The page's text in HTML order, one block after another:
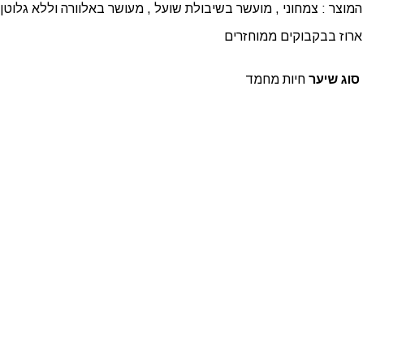
המוצר : צמחוני , מועשר בשיבולת שועל , מעושר באלוורה וללא גלוטן
ארוז בבקבוקים ממוחזרים
סוג שיער חיות מחמד